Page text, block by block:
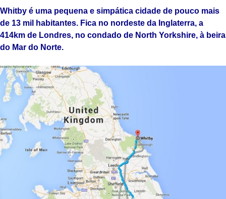
Whitby é uma pequena e simpática cidade de pouco mais
de 13 mil habitantes. Fica no nordeste da Inglaterra, a
414km de Londres, no condado de North Yorkshire, à beira
do Mar do Norte.